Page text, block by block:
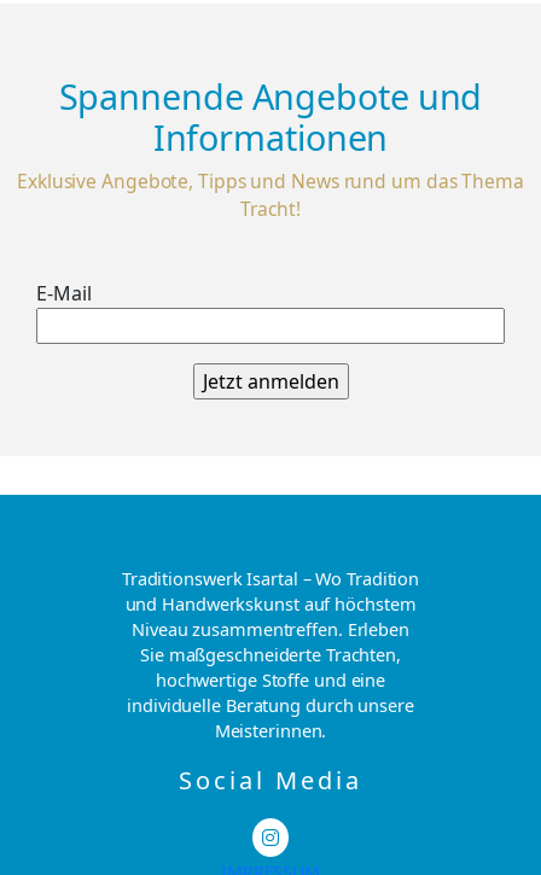
Spannende Angebote und
Informationen
Exklusive Angebote, Tipps und News rund um das Thema
Tracht!
E-Mail
Traditionswerk Isartal – Wo Tradition
und Handwerkskunst auf höchstem
Niveau zusammentreffen. Erleben
Sie maßgeschneiderte Trachten,
hochwertige Stoffe und eine
individuelle Beratung durch unsere
Meisterinnen.
Social Media